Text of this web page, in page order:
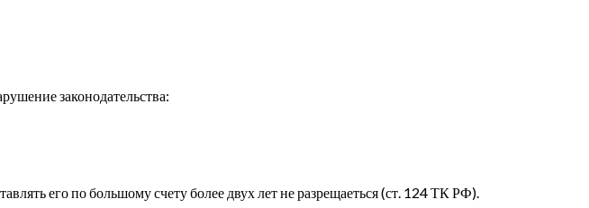
законодательства:
его по большому счету более двух лет не разрещаеться (ст. 124 ТК РФ).